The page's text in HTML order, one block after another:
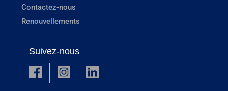
Contactez-nous
Renouvellements
Suivez-nous